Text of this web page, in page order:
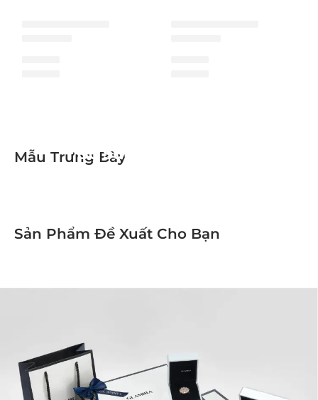
Mẫu Trưng BàyBộ Sưu Tập Genuine
Sản Phẩm Đề Xuất Cho Bạn